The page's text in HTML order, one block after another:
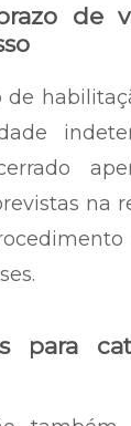
de
de
na
para